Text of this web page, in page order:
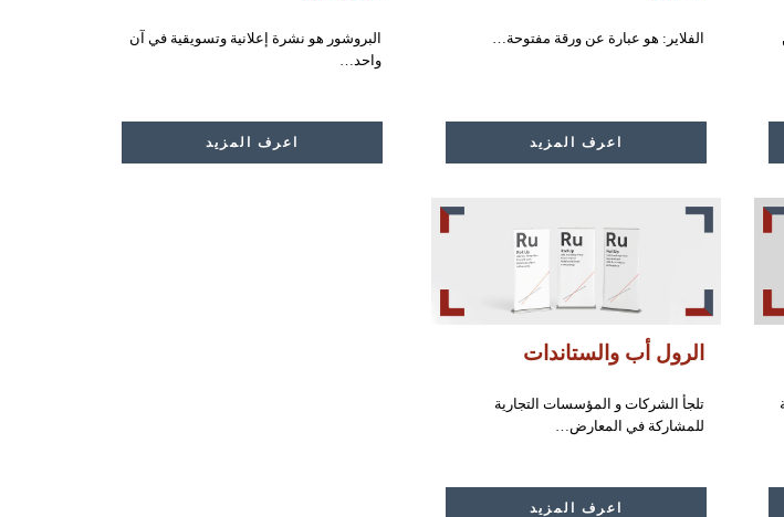
الفلاير: هو عبارة عن ورقة مفتوحة…
اعرف المزيد
البروشور هو نشرة إعلانية وتسويقية في آن
واحد…
اعرف المزيد
الرول أب والستاندات
تلجأ الشركات و المؤسسات التجارية
للمشاركة في المعارض…
اعرف المزيد